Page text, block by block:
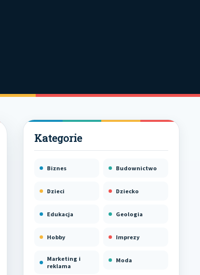
Biznes Budownictwo
Dzieci Dziecko
Edukacja Geologia
Hobby Imprezy
Marketing i
reklama
Moda